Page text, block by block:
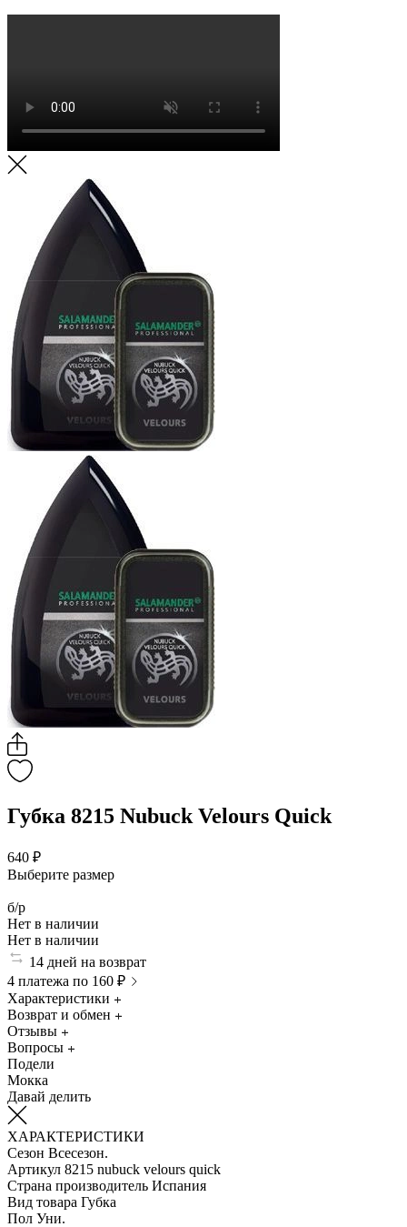
Губка 8215 Nubuck Velours Quick
640 ₽
Выберите размер
б/р
Нет в наличии
Нет в наличии
14 дней на возврат
4 платежа по 160 ₽
Характеристики
Возврат и обмен
Отзывы
Вопросы
Подели
Мокка
Давай делить
ХАРАКТЕРИСТИКИ
Сезон Всесезон.
Артикул 8215 nubuck velours quick
Страна производитель Испания
Вид товара Губка
Пол Уни.